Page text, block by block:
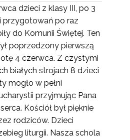
dzieci z klasy III, po 3
przygotowań po raz
do Komunii Świętej. Ten
poprzedzony pierwszą
4 czerwca. Z czystymi
białych strojach 8 dzieci
mogło w pełni
przyjmując Pana
Kościół był pięknie
rodziców. Dzieci
liturgii. Nasza schola